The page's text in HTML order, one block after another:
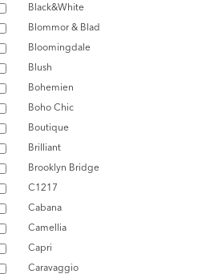
Black&White
Blommor & Blad
Bloomingdale
Blush
Bohemien
Boho Chic
Boutique
Brilliant
Brooklyn Bridge
C1217
Cabana
Camellia
Capri
Caravaggio